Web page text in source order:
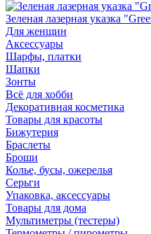
Зеленая лазерная указка
Для женщин
Аксессуары
Шарфы, платки
Шапки
Зонты
Всё для хобби
Декоративная косметика
Товары для красоты
Бижутерия
Браслеты
Броши
Колье, бусы, ожерелья
Серьги
Упаковка, аксессуары
Товары для дома
Мультиметры (тестеры)